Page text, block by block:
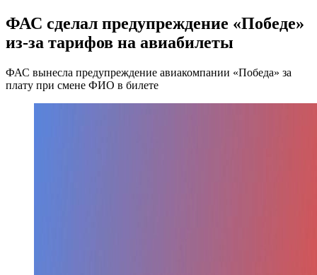
ФАС сделал предупреждение «Победе»
из-за тарифов на авиабилеты
ФАС вынесла предупреждение авиакомпании «Победа» за
плату при смене ФИО в билете